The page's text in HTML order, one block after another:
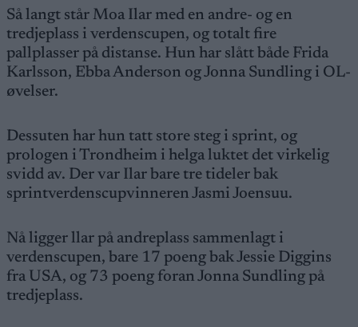
Så langt står Moa Ilar med en andre- og en
tredjeplass i verdenscupen, og totalt fire
pallplasser på distanse. Hun har slått både Frida
Karlsson, Ebba Anderson og Jonna Sundling i OL-
øvelser.
Dessuten har hun tatt store steg i sprint, og
prologen i Trondheim i helga luktet det virkelig
svidd av. Der var Ilar bare tre tideler bak
sprintverdenscupvinneren Jasmi Joensuu.
Nå ligger llar på andreplass sammenlagt i
verdenscupen, bare 17 poeng bak Jessie Diggins
fra USA, og 73 poeng foran Jonna Sundling på
tredjeplass.